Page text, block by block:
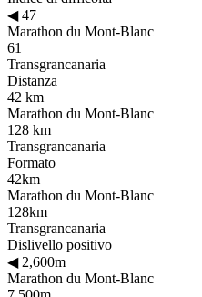
◀47
Marathon du Mont-Blanc
61
Transgrancanaria
Distanza
42 km
Marathon du Mont-Blanc
128 km
Transgrancanaria
Formato
42km
Marathon du Mont-Blanc
128km
Transgrancanaria
Dislivello positivo
◀2,600m
Marathon du Mont-Blanc